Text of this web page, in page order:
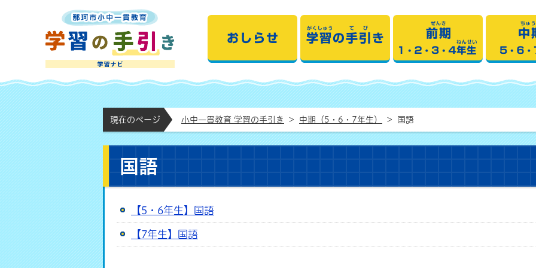
那珂市小中一貫教育 学習の手引き
学習の手引き
現在のページ 小中一貫教育 学習の手引き > 中期（5・6・7年生） > 国語
国語
【5・6年生】国語
【7年生】国語